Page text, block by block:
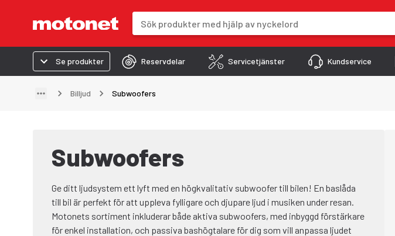
Se produkter
Reservdelar Servicetjänster Kundservice
Billjud Subwoofers
Subwoofers
Ge ditt ljudsystem ett lyft med en högkvalitativ subwoofer till bilen! En baslåda
till bil är perfekt för att uppleva fylligare och djupare ljud i musiken under resan.
Motonets sortiment inkluderar både aktiva subwoofers, med inbyggd förstärkare
för enkel installation, och passiva bashögtalare för dig som vill anpassa ljudet